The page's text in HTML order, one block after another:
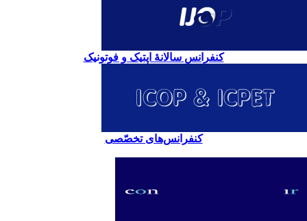
کنفرانس سالانۀ اپتیک و فوتونیک
کنفرانس‌های تخصّصی